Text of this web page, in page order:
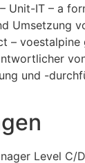
Unit-IT – a
Umsetzung
–
und -
Level C/D